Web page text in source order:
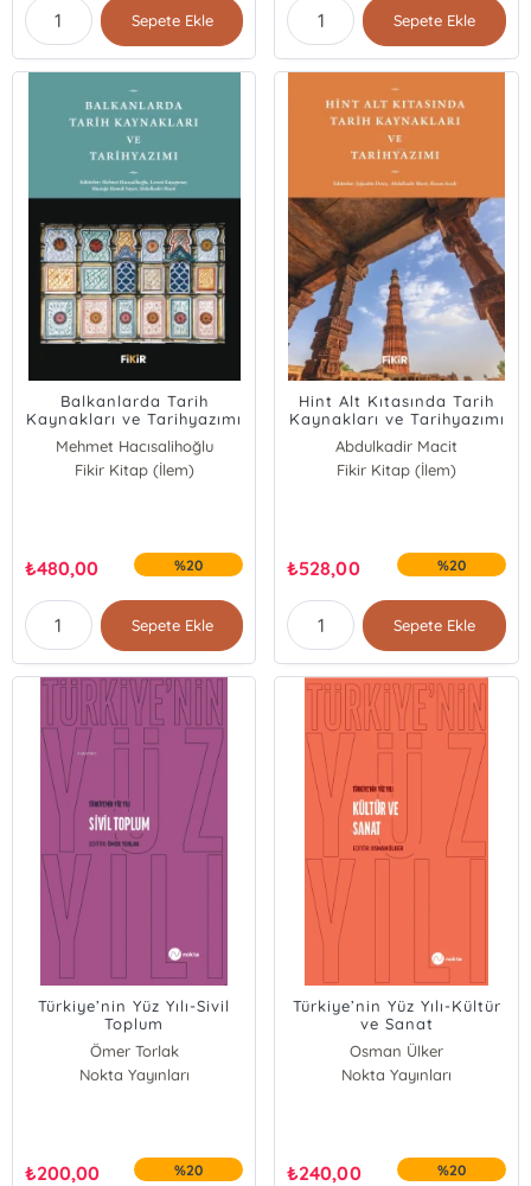
Sepete Ekle Sepete Ekle
Balkanlarda Tarih
Kaynakları ve Tarihyazımı
Mehmet Hacısalihoğlu
Levent Kayapınar
Fikir Kitap (İlem)
₺480,00 %20
Sepete Ekle
Hint Alt Kıtasında Tarih
Kaynakları ve Tarihyazımı
Abdulkadir Macit
Hasan Asadi
Fikir Kitap (İlem)
₺528,00 %20
Sepete Ekle
Türkiye’nin Yüz Yılı-Sivil
Toplum
Ömer Torlak
Nokta Yayınları
₺200,00 %20
Türkiye’nin Yüz Yılı-Kültür
ve Sanat
Osman Ülker
Nokta Yayınları
₺240,00 %20